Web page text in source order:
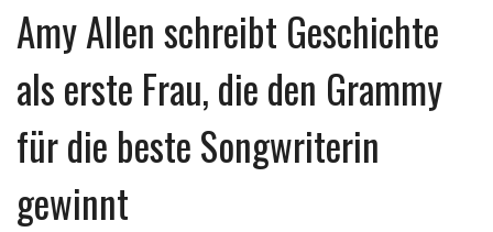
Amy Allen schreibt Geschichte
als erste Frau, die den Grammy
für die beste Songwriterin
gewinnt